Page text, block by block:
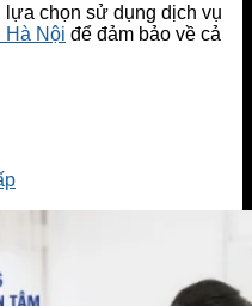
lựa chọn sử dụng dịch vụ
Hà Nội để đảm bảo về cả